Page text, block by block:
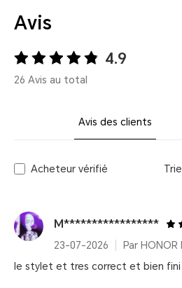
Avis
4.9
26 Avis au total
Avis des clients
Acheteur vérifié
M*****************
23-07-2026
le stylet et tres correct et bien fini